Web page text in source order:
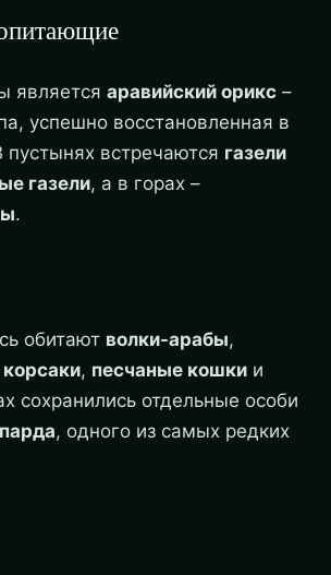
является аравийский орикс –
успешно восстановленная в
встречаются газели
газели, а в горах –
.
обитают волки-арабы,
корсаки, песчаные кошки и
сохранились отдельные особи
, одного из самых редких